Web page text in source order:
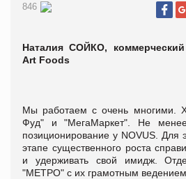
846
Наталия СОЙКО,
Art Foods
Мы работаем с очень многими.
Фуд" и "МегаМаркет". Не
позиционирование у NOVUS. Для
этапе существенного роста
и удерживать свой имидж.
"МЕТРО" с их грамотным ведением